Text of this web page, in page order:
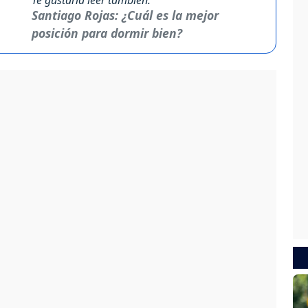
Santiago Rojas: ¿Cuál es la mejor
posición para dormir bien?